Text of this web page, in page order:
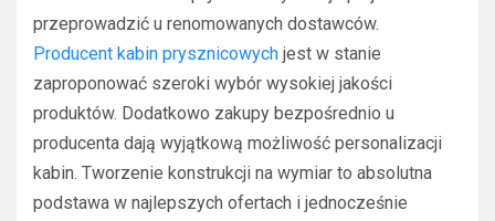
przeprowadzić u renomowanych dostawców.
Producent kabin prysznicowych jest w stanie
zaproponować szeroki wybór wysokiej jakości
produktów. Dodatkowo zakupy bezpośrednio u
producenta dają wyjątkową możliwość personalizacji
kabin. Tworzenie konstrukcji na wymiar to absolutna
podstawa w najlepszych ofertach i jednocześnie